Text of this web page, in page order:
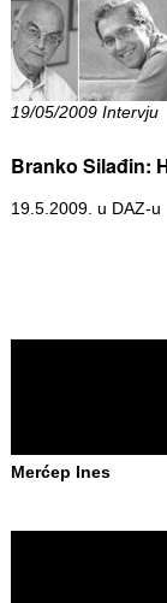
19/05/2009 Intervju
Branko Silađin:
19.5.2009. u DAZ-u
Merćep Ines